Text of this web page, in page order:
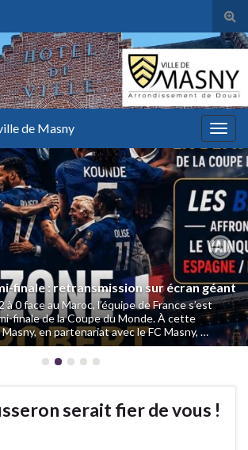
de Masny
finale : retransmission sur écran géant
0 face au Maroc, l’équipe de France s’est
finale de la Coupe du Monde. À cette
en partenariat avec le FC Masny, …
serait fier de vous !